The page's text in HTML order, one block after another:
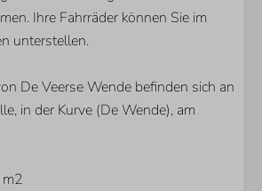
Ihre Fahrräder können Sie im
unterstellen.
De Veerse Wende befinden sich an
in der Kurve (De Wende), am